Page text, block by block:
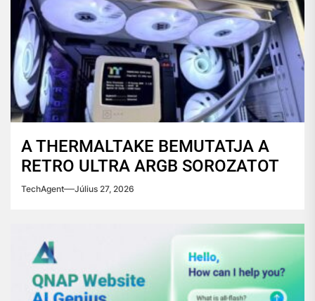
A THERMALTAKE BEMUTATJA A
RETRO ULTRA ARGB SOROZATOT
TechAgent Július 27, 2026